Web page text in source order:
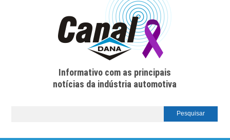
Informativo com as principais
notícias da indústria automotiva